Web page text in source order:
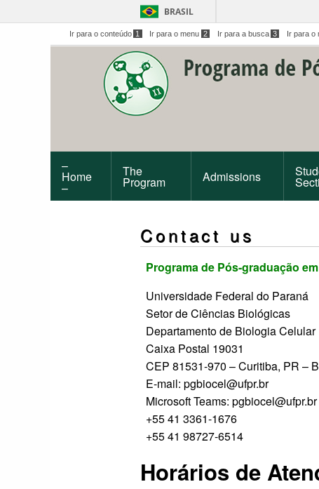
BRASIL
Ir para o conteúdo 1 Ir para o menu 2 Ir para a busca 3 Ir para o
–
Home
–
The
Program Admissions
Contact us
Programa de Pós-graduação
Universidade Federal do Paraná
Setor de Ciências Biológicas
Departamento de Biologia Celular
Caixa Postal 19031
CEP 81531-970 – Curitiba, PR –
E-mail: pgbiocel@ufpr.br
Microsoft Teams: pgbiocel@ufpr.br
+55 41 3361-1676
+55 41 98727-6514
Horários de